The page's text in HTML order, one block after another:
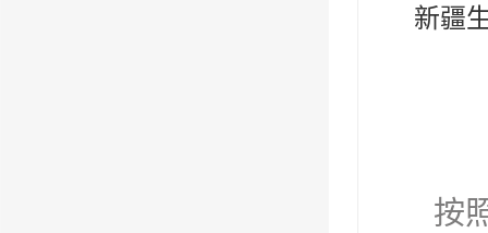
新疆
按